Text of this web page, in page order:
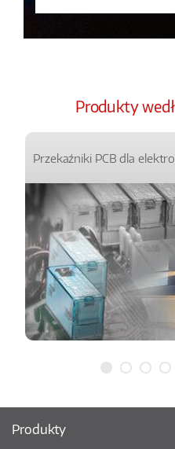
Produkty
Przekaźniki PCB dla
Produkty